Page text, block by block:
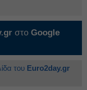
στο Google
του Euro2day.gr